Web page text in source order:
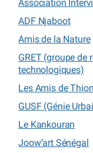
Association
ADF Njaboot
Amis de la Nature
GRET (groupe de
technologiques)
Les Amis de
GUSF (Génie
Le Kankouran
Joow’art Sénégal